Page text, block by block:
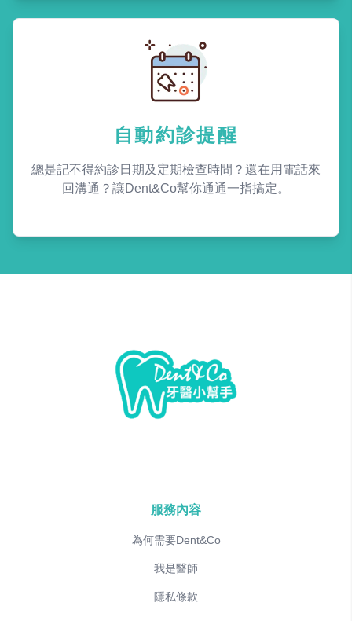
自動約診提醒
總是記不得約診日期及定期檢查時間？還在用電話來
回溝通？讓Dent&Co幫你通通一指搞定。
服務內容
為何需要Dent&Co
我是醫師
隱私條款